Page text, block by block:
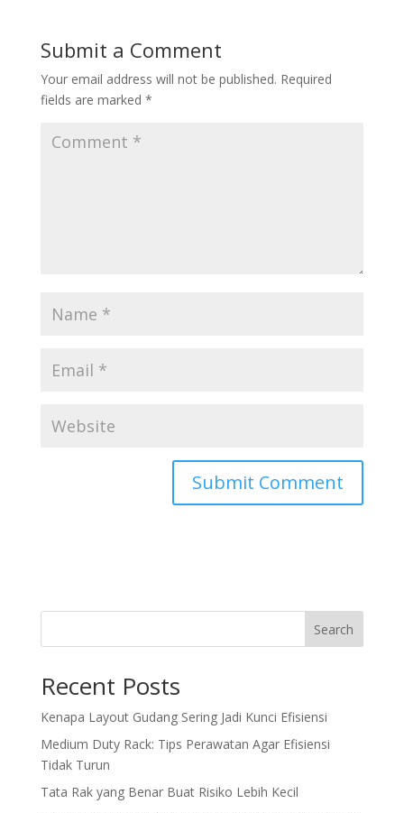
Submit a Comment
Your email address will not be published. Required
fields are marked *
Search
Recent Posts
Kenapa Layout Gudang Sering Jadi Kunci Efisiensi
Medium Duty Rack: Tips Perawatan Agar Efisiensi
Tidak Turun
Tata Rak yang Benar Buat Risiko Lebih Kecil